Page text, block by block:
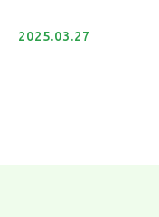
2025.03.27